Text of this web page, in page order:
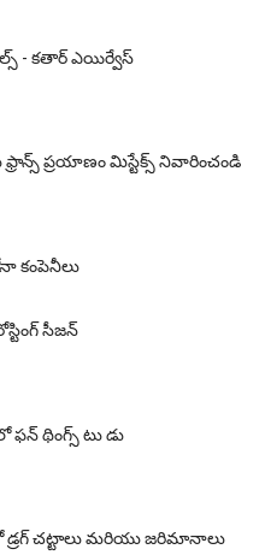
- కతార్ ఎయిర్వేస్
ప్రయాణం మిస్టేక్స్ నివారించండి
కంపెనీలు
సీజన్
థింగ్స్ టు డు
డ్రగ్ చట్టాలు మరియు జరిమానాలు